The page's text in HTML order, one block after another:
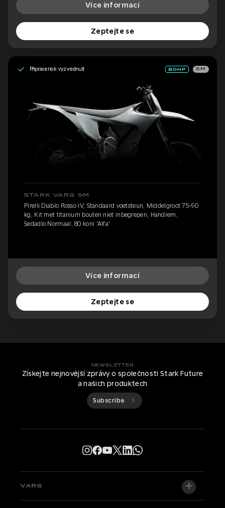
Více informací
Zeptejte se
Připraveno k vyzvednutí SM
STARK VARG SM
Pirelli Diablo Rosso IV, Standaard voetsteun, Middelgroot 75-90
kg, Kit met titanium bouten niet inbegrepen, Handrem,
Sedadlo Normaal, 80 koní 'Alfa'
Více informací
Zeptejte se
NEWSLETTER
Získejte nejnovější zprávy o společnosti Stark Future
a našich produktech
Subscribe
VARG